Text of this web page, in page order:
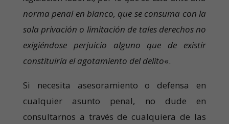
norma penal en blanco, que se consuma con la
sola privación o limitación de tales derechos no
exigiéndose perjuicio alguno que de existir
constituiría el agotamiento del delito«.
Si necesita asesoramiento o defensa en
cualquier asunto penal, no dude en
consultarnos a través de cualquiera de las